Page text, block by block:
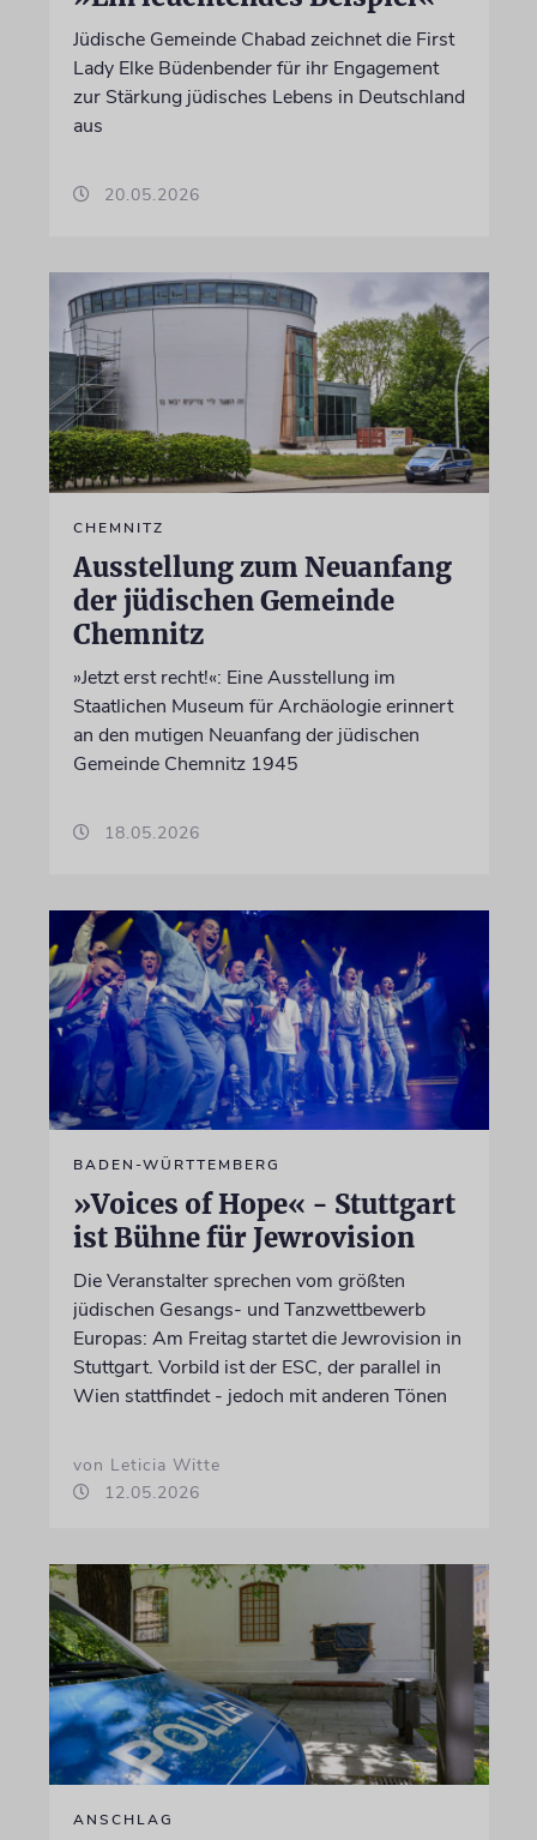
Jüdische Gemeinde Chabad zeichnet die First
Lady Elke Büdenbender für ihr Engagement
zur Stärkung jüdisches Lebens in Deutschland
aus
20.05.2026
CHEMNITZ
Ausstellung zum Neuanfang
der jüdischen Gemeinde
Chemnitz
»Jetzt erst recht!«: Eine Ausstellung im
Staatlichen Museum für Archäologie erinnert
an den mutigen Neuanfang der jüdischen
Gemeinde Chemnitz 1945
18.05.2026
BADEN-WÜRTTEMBERG
»Voices of Hope« - Stuttgart
ist Bühne für Jewrovision
Die Veranstalter sprechen vom größten
jüdischen Gesangs- und Tanzwettbewerb
Europas: Am Freitag startet die Jewrovision in
Stuttgart. Vorbild ist der ESC, der parallel in
Wien stattfindet - jedoch mit anderen Tönen
von Leticia Witte
12.05.2026
ANSCHLAG